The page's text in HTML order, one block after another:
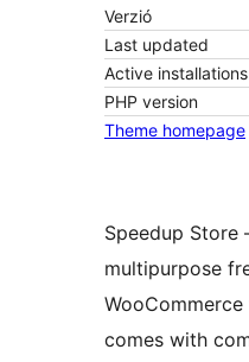
Verzió
Last updated
Active installations
PHP version
Theme homepage
Speedup Store
multipurpose
comes with